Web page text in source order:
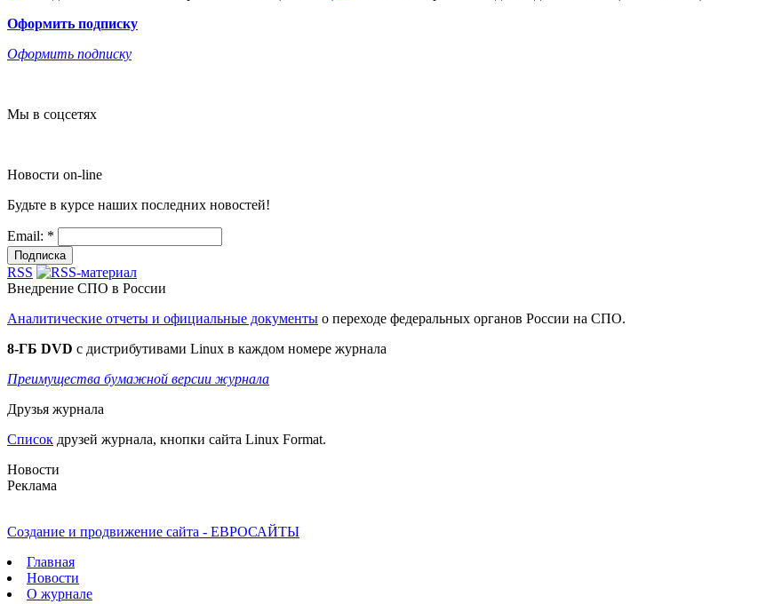
Оформить подписку
Оформить подписку
Мы в соцсетях
Новости on-line
Будьте в курсе наших последних новостей!
Email: *
RSS
Внедрение СПО в России
Аналитические отчеты и официальные документы о переходе федеральных органов России на СПО.
8-ГБ DVD c дистрибутивами Linux в каждом номере журнала
Преимущества бумажной версии журнала
Друзья журнала
Список друзей журнала, кнопки сайта Linux Format.
Новости
Реклама
Создание и продвижение сайта - ЕВРОСАЙТЫ
Главная
Новости
О журнале